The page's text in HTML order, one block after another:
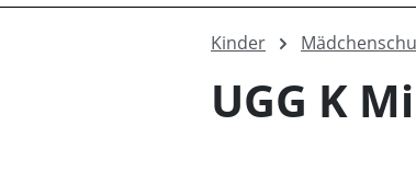
Kinder
UGG K